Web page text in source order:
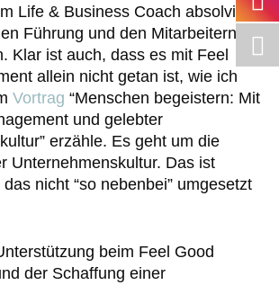
Life & Business Coach absolviert
Führung und den Mitarbeitern
Klar ist auch, dass es mit Feel
allein nicht getan ist, wie ich
Vortrag “Menschen begeistern: Mit
und gelebter
erzähle. Es geht um die
Unternehmenskultur. Das ist
nicht “so nebenbei” umgesetzt
beim Feel Good
der Schaffung einer